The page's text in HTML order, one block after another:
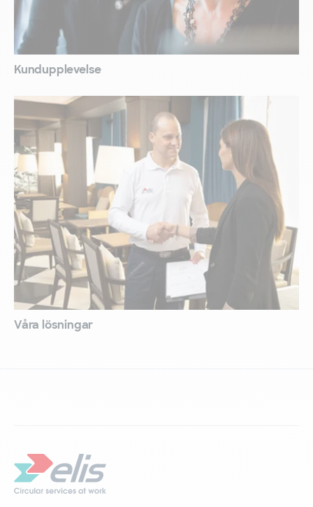
Kundupplevelse
Våra lösningar